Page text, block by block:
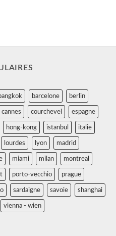
barcelone berlin
cannes courchevel espagne
hong-kong istanbul italie
lourdes lyon madrid
miami milan montreal
porto-vecchio prague
sardaigne savoie shanghai
vienna - wien